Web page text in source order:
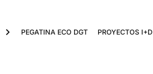
PEGATINA ECO DGT PROYECTOS I+D